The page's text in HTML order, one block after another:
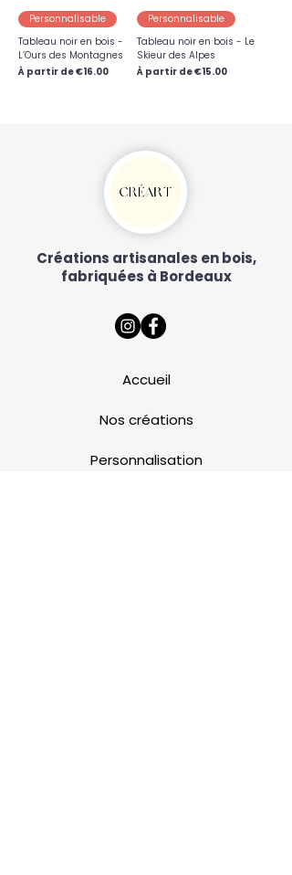
Personnalisable
Tableau noir en bois -
L’Ours des Montagnes
À partir de€16.00
Prix promotionnel
Personnalisable
Tableau noir en bois - Le
Skieur des Alpes
À partir de€15.00
Prix promotionnel
Créations artisanales en bois,
fabriquées à Bordeaux
Accueil
Nos créations
Personnalisation